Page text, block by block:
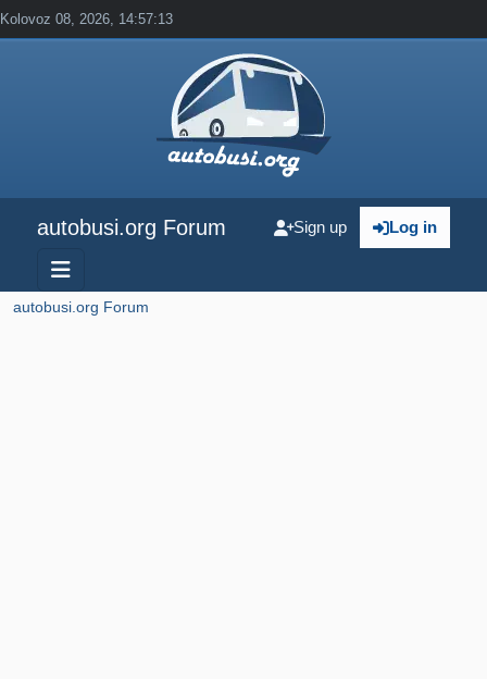
Kolovoz 08, 2026, 14:57:13
autobusi.org Forum Log in
Sign up
autobusi.org Forum